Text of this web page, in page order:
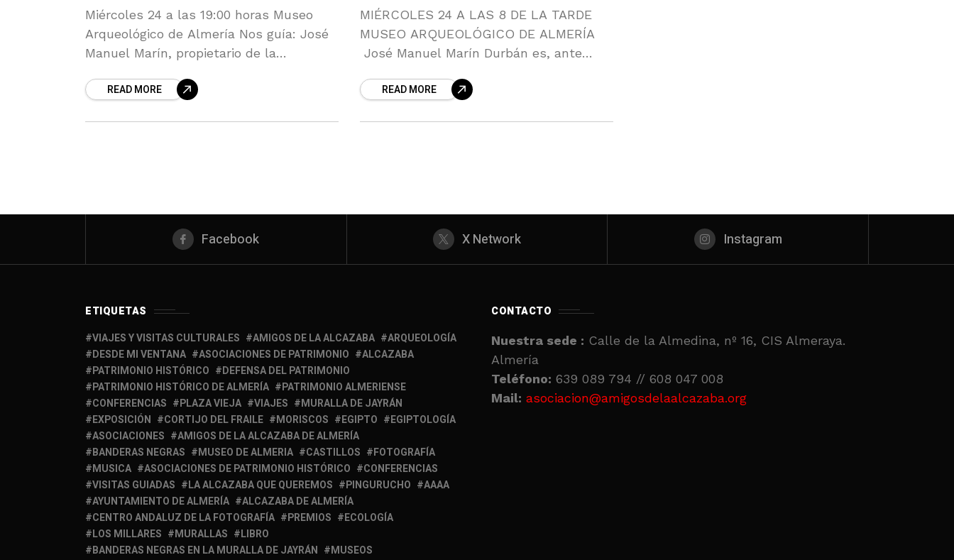
Miércoles 24 a las 19:00 horas Museo
Arqueológico de Almería Nos guía: José
Manuel Marín, propietario de la
para nuestros asociados/as José Manuel
READ MORE
MIÉRCOLES 24 A LAS 8 DE LA TARDE
MUSEO ARQUEOLÓGICO DE ALMERÍA
José Manuel Marín Durbán es, ante
llevado a tener una
READ MORE
Facebook X Network Instagram
ETIQUETAS
VIAJES Y VISITAS CULTURALES
AMIGOS DE LA ALCAZABA
ARQUEOLOGÍA
DESDE MI VENTANA
ASOCIACIONES DE PATRIMONIO
ALCAZABA
PATRIMONIO HISTÓRICO
DEFENSA DEL PATRIMONIO
PATRIMONIO HISTÓRICO DE ALMERÍA
PATRIMONIO ALMERIENSE
CONFERENCIAS
PLAZA VIEJA VIAJES
MURALLA DE JAYRÁN
EXPOSICIÓN
CORTIJO DEL FRAILE MORISCOS EGIPTO
EGIPTOLOGÍA
ASOCIACIONES
AMIGOS DE LA ALCAZABA DE ALMERÍA
BANDERAS NEGRAS
MUSEO DE ALMERIA CASTILLOS
FOTOGRAFÍA
MUSICA
ASOCIACIONES DE PATRIMONIO HISTÓRICO
CONFERENCIAS
VISITAS GUIADAS
LA ALCAZABA QUE QUEREMOS PINGURUCHO
AAAA
AYUNTAMIENTO DE ALMERÍA
ALCAZABA DE ALMERÍA
CENTRO ANDALUZ DE LA FOTOGRAFÍA
PREMIOS
ECOLOGÍA
LOS MILLARES
MURALLAS
LIBRO
BANDERAS NEGRAS EN LA MURALLA DE JAYRÁN
MUSEOS
CONTACTO
Nuestra sede : Calle de la Almedina, nº 16, CIS Almeraya.
Almería
Teléfono: 639 089 794 // 608 047 008
Mail: asociacion@amigosdelaalcazaba.org